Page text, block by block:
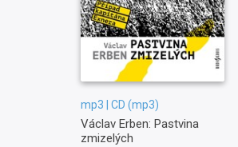
mp3 | CD (mp3)
Václav Erben: Pastvina
zmizelých